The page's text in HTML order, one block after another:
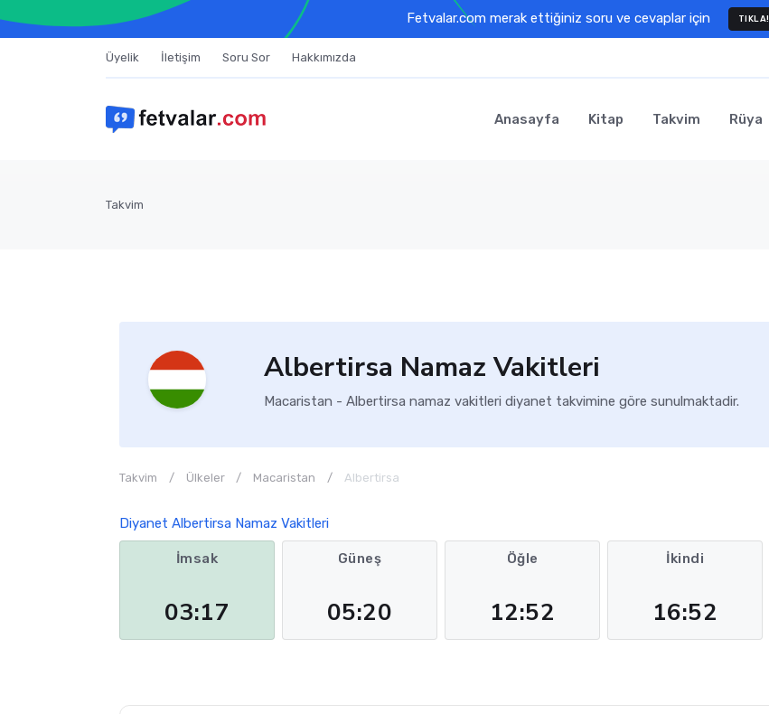
Fetvalar.com merak ettiğiniz soru ve cevaplar için TIKLA!
Üyelik İletişim Soru Sor Hakkımızda
Anasayfa Kitap Takvim Rüya
Takvim
Albertirsa Namaz Vakitleri
Macaristan - Albertirsa namaz vakitleri diyanet takvimine göre sunulmaktadir.
Takvim Ülkeler Macaristan Albertirsa
Diyanet Albertirsa Namaz Vakitleri
İmsak
03:17
Güneş
05:20
Öğle
12:52
İkindi
16:52